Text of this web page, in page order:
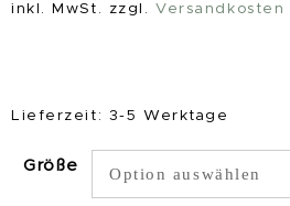
inkl. MwSt. zzgl.Versandkosten
Lieferzeit: 3-5 Werktage
Größe